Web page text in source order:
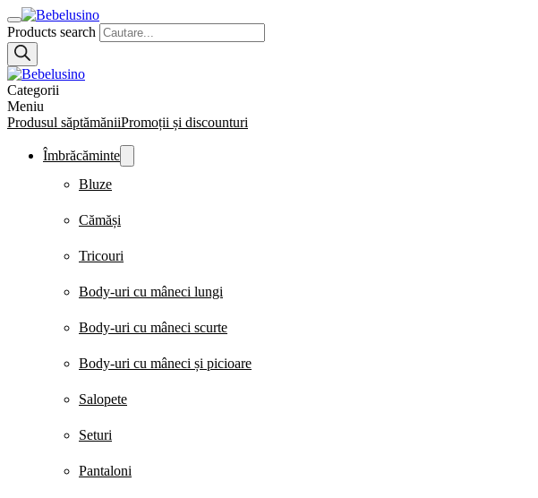
Products search
Categorii
Meniu
Produsul săptămăniiPromoții și discounturi
Îmbrăcăminte
Bluze
Cămăși
Tricouri
Body-uri cu mâneci lungi
Body-uri cu mâneci scurte
Body-uri cu mâneci și picioare
Salopete
Seturi
Pantaloni